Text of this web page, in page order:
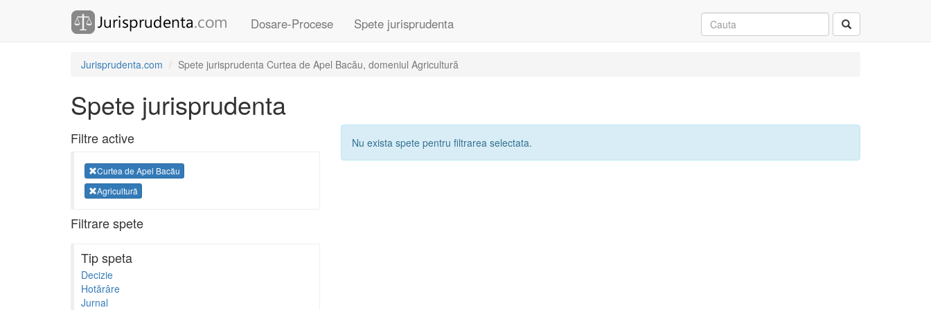
Dosare-Procese Spete jurisprudenta
Jurisprudenta.com Spete jurisprudenta Curtea de Apel Bacău, domeniul Agricultură
Spete jurisprudenta
Filtre active
Curtea de Apel Bacău
Agricultură
Filtrare spete
Tip speta
Decizie
Hotărâre
Jurnal
Nu exista spete pentru filtrarea selectata.